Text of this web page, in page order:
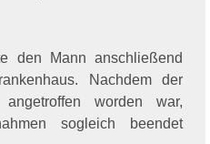
den Mann anschließend
Nachdem der
angetroffen worden war,
sogleich beendet